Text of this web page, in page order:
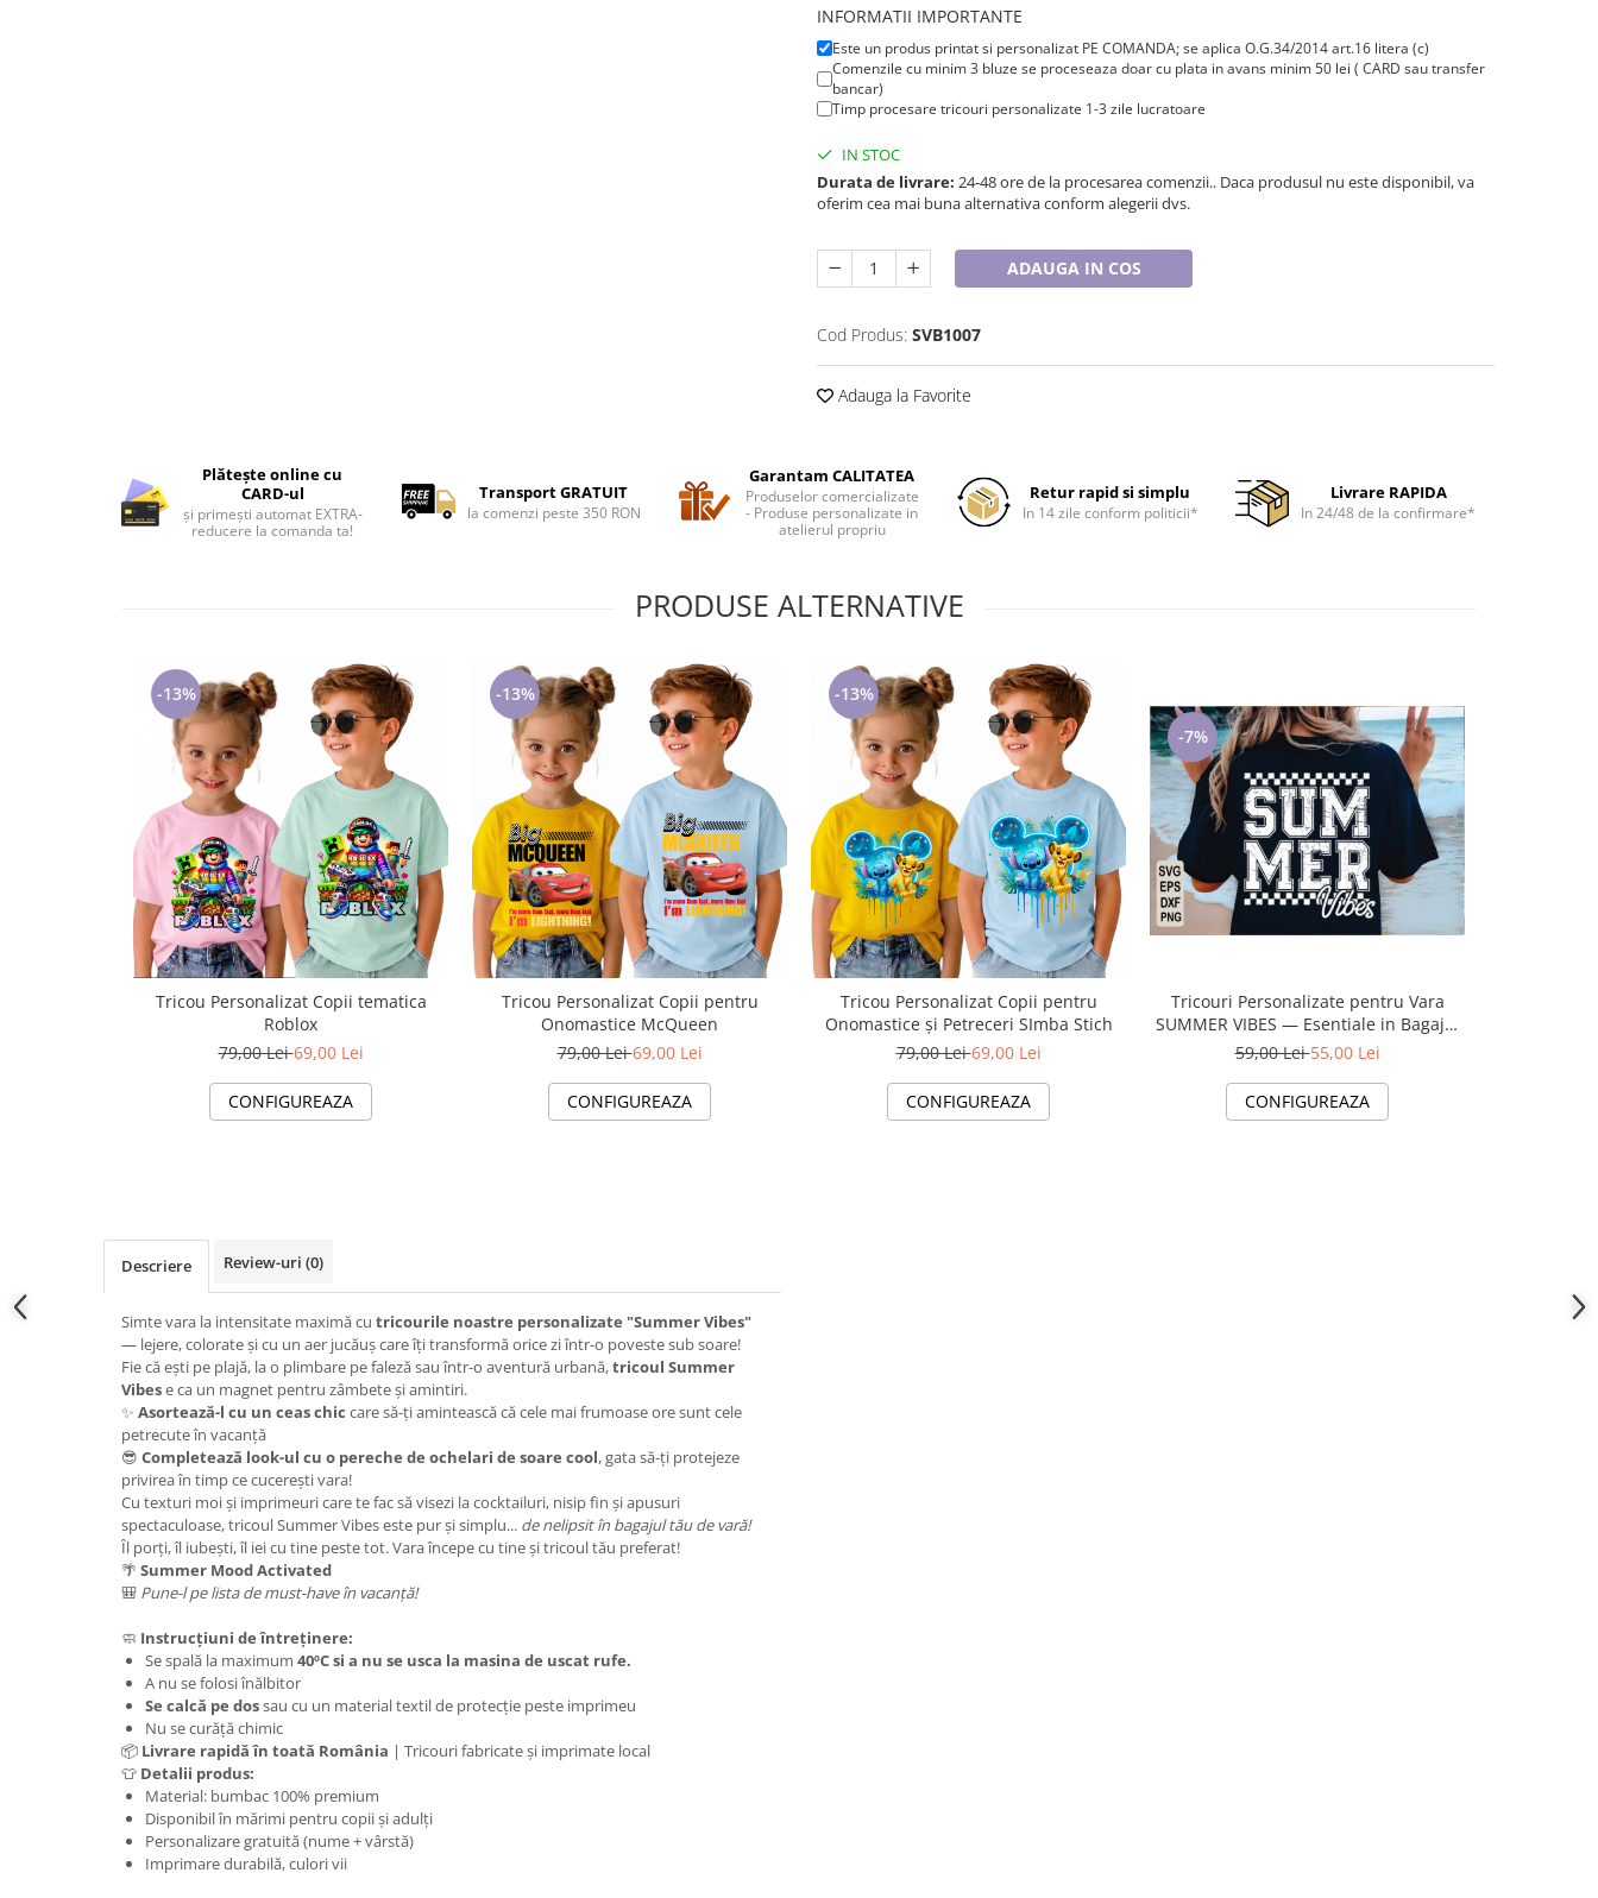
Cadouri ocazii speciale
Tricouri de craciun
Cadouri pentru Mama
Cadouri pentru profesori sau absolventi
Cadouri Traditionale Romanesti
Cadouri pentru CUPLU El & Ea
Cadouri Iubitori de animale
Cadouri GRAVIDE
Cadouri pentru sportivi
Cadouri Colegi, sefi sau angajati
INFORMATII IMPORTANTE
Este un produs printat si personalizat PE COMANDA; se aplica O.G.34/2014 art.16 litera (c)
Comenzile cu minim 3 bluze se proceseaza doar cu plata in avans minim 50 lei ( CARD sau transfer
bancar)
Timp procesare tricouri personalizate 1-3 zile lucratoare
IN STOC
Durata de livrare: 24-48 ore de la procesarea comenzii.. Daca produsul nu este disponibil, va
oferim cea mai buna alternativa conform alegerii dvs.
ADAUGA IN COS
Cod Produs: SVB1007
Adauga la Favorite
Plătește online cu
CARD-ul
și primești automat EXTRA-
reducere la comanda ta!
Transport GRATUIT
la comenzi peste 350 RON
Garantam CALITATEA
Produselor comercializate
- Produse personalizate in
atelierul propriu
Retur rapid si simplu
In 14 zile conform politicii*
Livrare RAPIDA
In 24/48 de la confirmare*
PRODUSE ALTERNATIVE
-13%
Tricou Personalizat Copii tematica
Roblox
79,00 Lei69,00 Lei
CONFIGUREAZA
-13%
Tricou Personalizat Copii pentru
Onomastice McQueen
79,00 Lei69,00 Lei
CONFIGUREAZA
-13%
Tricou Personalizat Copii pentru
Onomastice și Petreceri SImba Stich
79,00 Lei69,00 Lei
CONFIGUREAZA
-7%
Tricouri Personalizate pentru Vara
SUMMER VIBES — Esentiale in Bagajul
Tau de Vacanta ❤️ E-Cadou.com
59,00 Lei55,00 Lei
CONFIGUREAZA
Descriere Review-uri (0)
Simte vara la intensitate maximă cu tricourile noastre personalizate "Summer Vibes"
— lejere, colorate și cu un aer jucăuș care îți transformă orice zi într-o poveste sub soare!
Fie că ești pe plajă, la o plimbare pe faleză sau într-o aventură urbană,tricoul Summer
Vibese ca un magnet pentru zâmbete și amintiri.
✨ Asortează-l cu un ceas chic care să-ți amintească că cele mai frumoase ore sunt cele
petrecute în vacanță
😎 Completează look-ul cu o pereche de ochelari de soare cool, gata să-ți protejeze
privirea în timp ce cucerești vara!
Cu texturi moi și imprimeuri care te fac să visezi la cocktailuri, nisip fin și apusuri
spectaculoase, tricoul Summer Vibes este pur și simplu... de nelipsit în bagajul tău de vară!
Îl porți, îl iubești, îl iei cu tine peste tot. Vara începe cu tine și tricoul tău preferat!
🌴 Summer Mood Activated
🎒 Pune-l pe lista de must-have în vacanță!
🧼 Instrucțiuni de întreținere:
Se spală la maximum 40ºC si a nu se usca la masina de uscat rufe.
A nu se folosi înălbitor
Se calcă pe dossau cu un material textil de protecție peste imprimeu
Nu se curăță chimic
📦 Livrare rapidă în toată România | Tricouri fabricate și imprimate local
👕 Detalii produs:
Material: bumbac 100% premium
Disponibil în mărimi pentru copii și adulți
Personalizare gratuită (nume + vârstă)
Imprimare durabilă, culori vii